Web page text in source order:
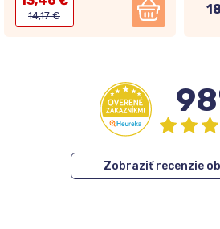
14,17 €
Zobraziť recenzie